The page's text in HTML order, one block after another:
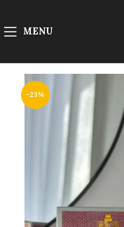
MENU
-23%